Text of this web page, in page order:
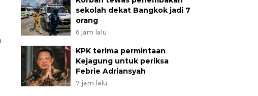
sekolah dekat Bangkok jadi 7
orang
6 jam lalu
KPK terima permintaan
Kejagung untuk periksa
Febrie Adriansyah
7 jam lalu